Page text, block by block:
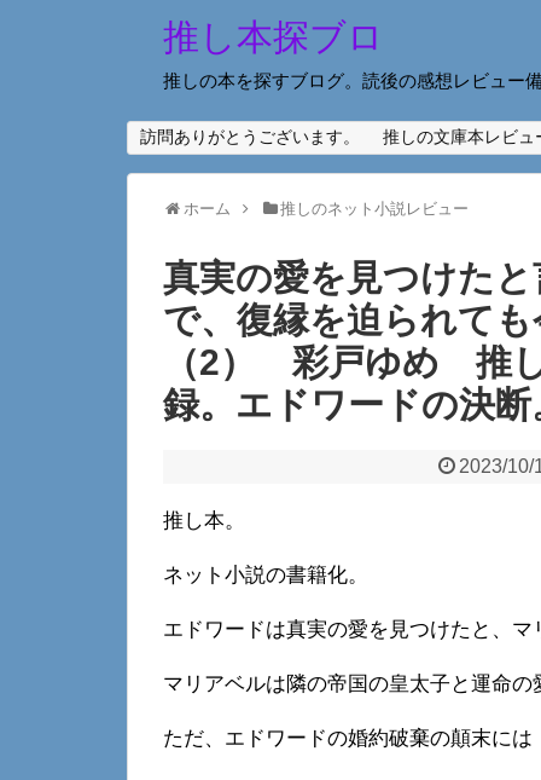
推し本探ブロ
推しの本を探すブログ。読後の感想レビュー
訪問ありがとうございます。 推しの文庫本レビュ
ホーム 推しのネット小説レビュー
真実の愛を見つけた
で、復縁を迫られて
（2） 彩戸ゆめ 推
録。エドワードの決断
2023/10/
推し本。
ネット小説の書籍化。
エドワードは真実の愛を見つけたと、
マリアベルは隣の帝国の皇太子と運命の
ただ、エドワードの婚約破棄の顛末には